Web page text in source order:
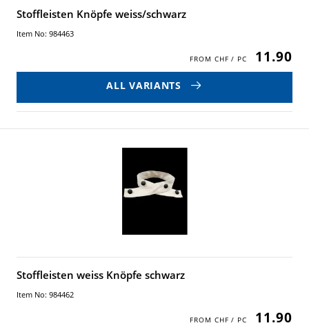
Stoffleisten Knöpfe weiss/schwarz
Item No: 984463
11.90
ALL VARIANTS
Stoffleisten weiss Knöpfe schwarz
Item No: 984462
11.90